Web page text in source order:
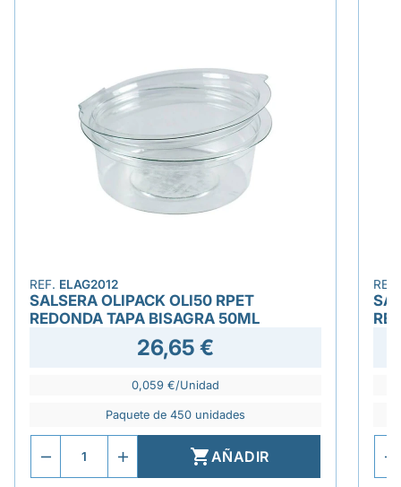
REF. ELAG2012
SALSERA OLIPACK OLI50 RPET
REDONDA TAPA BISAGRA 50ML
26,65 €
0,059 €/Unidad
Paquete de 450 unidades
AÑADIR